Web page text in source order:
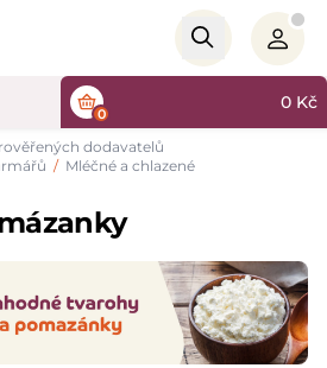
0
0 Kč
dodavatelů
/ Mléčné a chlazené